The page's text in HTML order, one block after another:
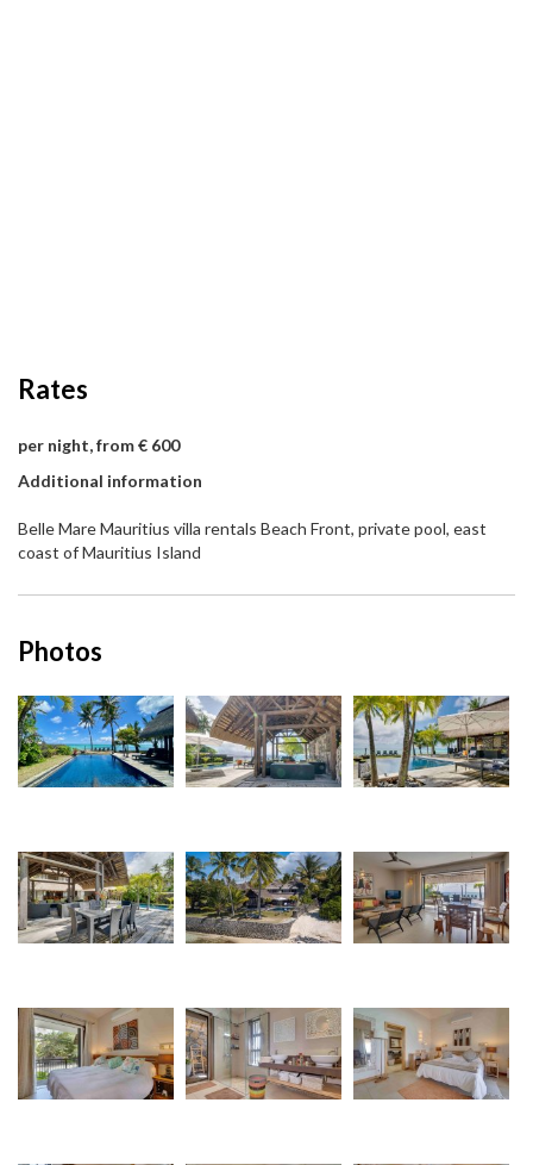
Rates
per night, from € 600
Additional information
Belle Mare Mauritius villa rentals Beach Front, private pool, east
coast of Mauritius Island
Photos